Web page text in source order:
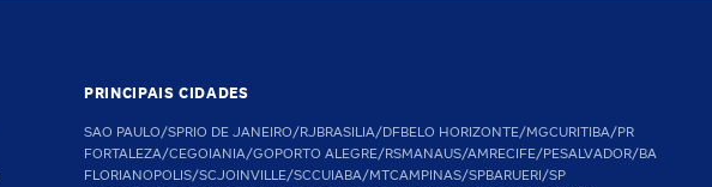
PRINCIPAIS CIDADES
SAO PAULO/SPRIO DE JANEIRO/RJBRASILIA/DFBELO HORIZONTE/MGCURITIBA/PR
FORTALEZA/CEGOIANIA/GOPORTO ALEGRE/RSMANAUS/AMRECIFE/PESALVADOR/BA
FLORIANOPOLIS/SCJOINVILLE/SCCUIABA/MTCAMPINAS/SPBARUERI/SP